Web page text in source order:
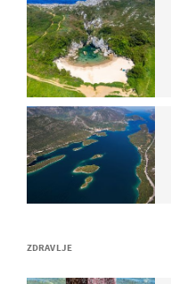
ZDRAVLJE